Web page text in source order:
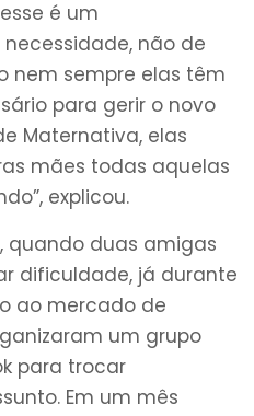
é um
não de
nem sempre elas têm
para gerir o novo
Maternativa, elas
mães todas aquelas
explicou.
quando duas amigas
dificuldade, já durante
ao mercado de
um grupo
para trocar
Em um mês